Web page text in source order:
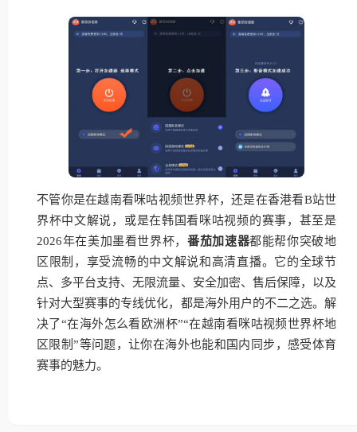
不管你是在越南看咪咕视频世界杯，还是在香港看B站世
界杯中文解说，或是在韩国看咪咕视频的赛事，甚至是
2026年在美加墨看世界杯， 番茄加速器都能帮你突破地
区限制，享受流畅的中文解说和高清直播。它的全球节
点、多平台支持、无限流量、安全加密、售后保障，以及
针对大型赛事的专线优化，都是海外用户的不二之选。解
决了“在海外怎么看欧洲杯”“在越南看咪咕视频世界杯地
区限制”等问题，让你在海外也能和国内同步，感受体育
赛事的魅力。